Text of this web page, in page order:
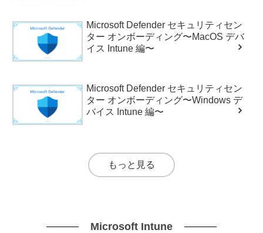
Microsoft Defender セキュリティセン
ター オンボーディング〜MacOS デバ
イス Intune 編〜
Microsoft Defender セキュリティセン
ター オンボーディング〜Windows デ
バイス Intune 編〜
もっと見る
Microsoft Intune